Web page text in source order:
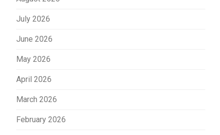
July 2026
June 2026
May 2026
April 2026
March 2026
February 2026